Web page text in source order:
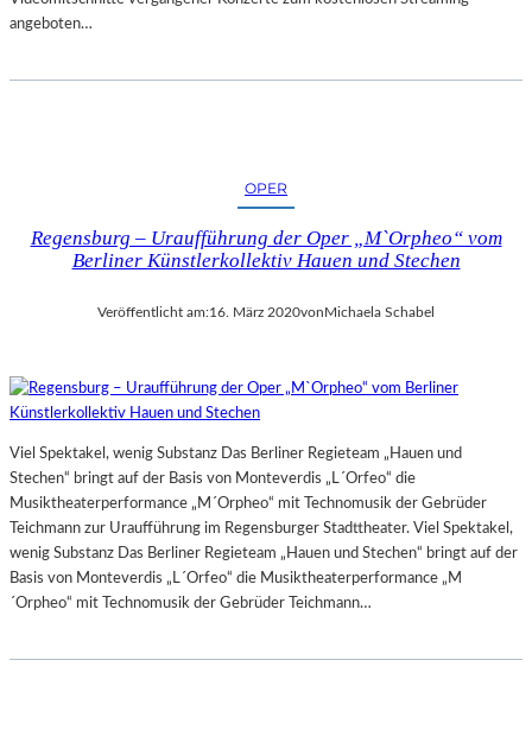
angeboten…
OPER
Regensburg – Uraufführung der Oper „M`Orpheo“ vom
Berliner Künstlerkollektiv Hauen und Stechen
Veröffentlicht am:16. März 2020vonMichaela Schabel
Viel Spektakel, wenig Substanz Das Berliner Regieteam „Hauen und
Stechen“ bringt auf der Basis von Monteverdis „L´Orfeo“ die
Musiktheaterperformance „M´Orpheo“ mit Technomusik der Gebrüder
Teichmann zur Uraufführung im Regensburger Stadttheater. Viel Spektakel,
wenig Substanz Das Berliner Regieteam „Hauen und Stechen“ bringt auf der
Basis von Monteverdis „L´Orfeo“ die Musiktheaterperformance „M
´Orpheo“ mit Technomusik der Gebrüder Teichmann…